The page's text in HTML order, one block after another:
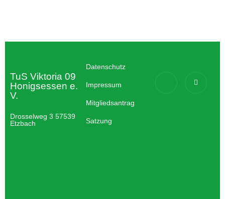
TuS Viktoria 09
Honigsessen e.
V.
Drosselweg 3 57539
Etzbach
Datenschutz
Impressum
Mitgliedsantrag
Satzung